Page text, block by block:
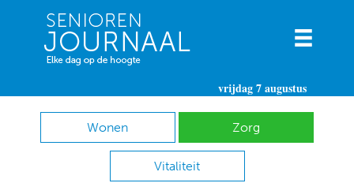
vrijdag 7 augustus
Wonen Zorg
Vitaliteit